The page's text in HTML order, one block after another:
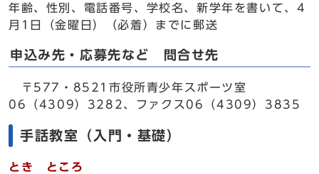
年齢、性別、電話番号、学校名、新学年を書いて、4
月1日（金曜日）（必着）までに郵送
申込み先・応募先など 問合せ先
〒577・8521市役所青少年スポーツ室
06（4309）3282、ファクス06（4309）3835
手話教室（入門・基礎）
とき ところ